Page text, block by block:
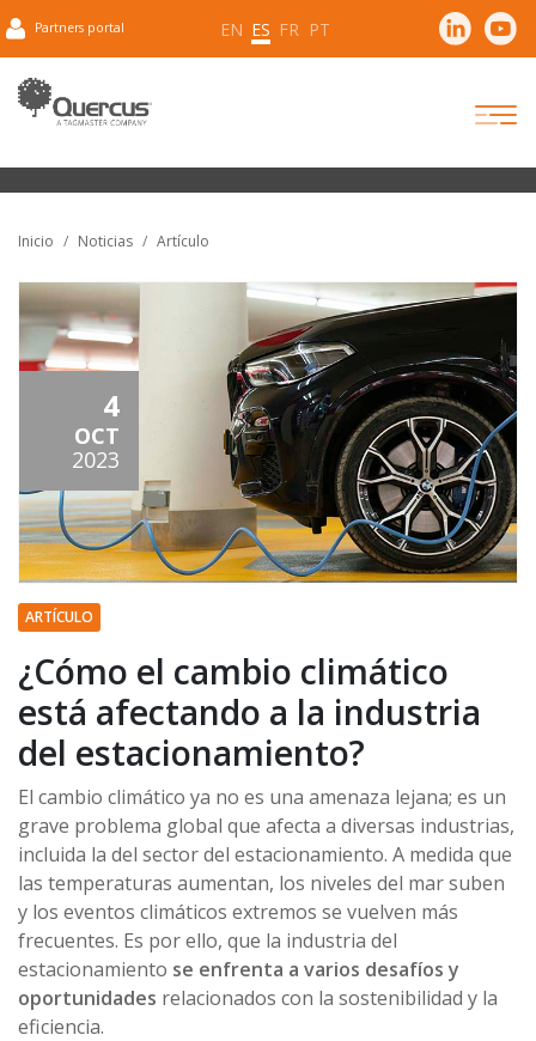
Partners portal EN ES FR PT
Inicio Noticias Artículo
4
OCT
2023
ARTÍCULO
¿Cómo el cambio climático
está afectando a la industria
del estacionamiento?
El cambio climático ya no es una amenaza lejana; es un
grave problema global que afecta a diversas industrias,
incluida la del sector del estacionamiento. A medida que
las temperaturas aumentan, los niveles del mar suben
y los eventos climáticos extremos se vuelven más
frecuentes. Es por ello, que la industria del
estacionamiento se enfrenta a varios desafíos y
oportunidades relacionados con la sostenibilidad y la
eficiencia.